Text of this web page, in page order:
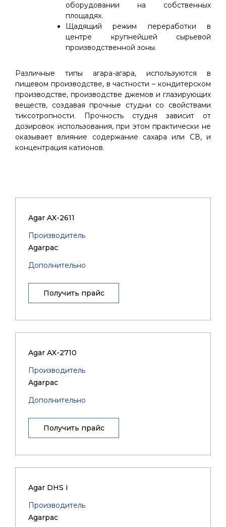
оборудовании на собственных
площадях.
Щадящий режим переработки в
центре крупнейшей сырьевой
производственной зоны.
Различные типы агара-агара, используются в
пищевом производстве, в частности – кондитерском
производстве, производстве джемов и глазирующих
веществ, создавая прочные студни со свойствами
тиксотропности. Прочность студня зависит от
дозировок использования, при этом практически не
оказывает влияние содержание сахара или СВ, и
концентрация катионов.
Agar AX-2611
Производитель
Agarpac
Дополнительно
Получить прайс
Agar AX-2710
Производитель
Agarpac
Дополнительно
Получить прайс
Agar DHS I
Производитель
Agarpac